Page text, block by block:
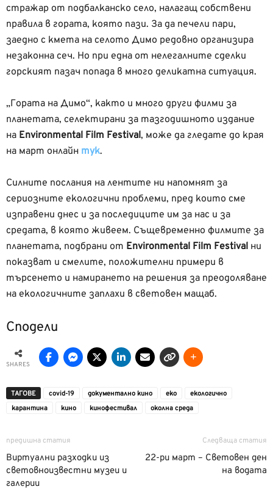
стражар от подбалканско село, налагащ собствени
правила в гората, която пази. За да печели пари,
заедно с кмета на селото Димо редовно организира
незаконна сеч. Но при една от нелегалните сделки
горският пазач попада в много деликатна ситуация.
„Гората на Димо“, както и много други филми за
планетата, селектирани за тазгодишното издание
на Environmental Film Festival, може да гледате до края
на март онлайн тук.
Силните послания на лентите ни напомнят за
сериозните екологични проблеми, пред които сме
изправени днес и за последиците им за нас и за
средата, в която живеем. Същевременно филмите за
планетата, подбрани от Environmental Film Festival ни
показват и смелите, положителни примери в
търсенето и намирането на решения за преодоляване
на екологичните заплахи в световен мащаб.
Сподели
SHARES
ТАГОВЕ covid-19 документално кино еко
екологично
карантина
кино кинофестивал околна среда
предишна статия
Виртуални разходки из
световноизвестни музеи и
галерии
Следваща статия
22-ри март – Световен ден
на водата